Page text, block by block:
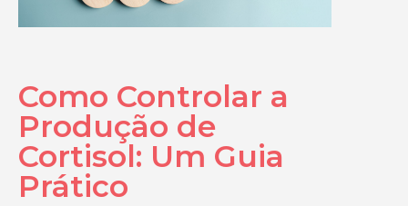
Como Controlar a
Produção de
Cortisol: Um Guia
Prático